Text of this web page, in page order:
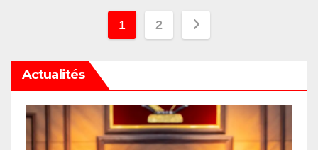
Pagination
publications
1 2
Actualités